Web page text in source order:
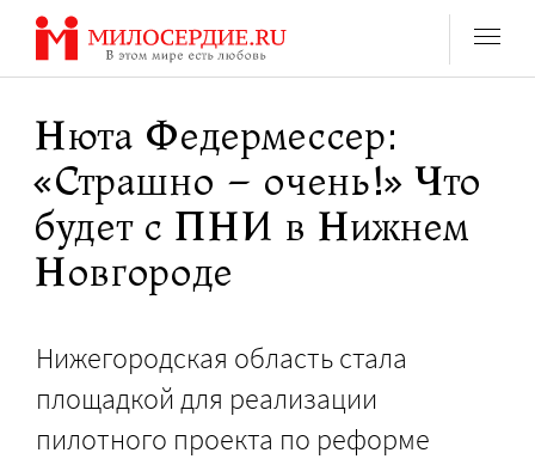
Перейти
содержанию
Нюта Федермессер:
«Страшно – очень!» Что
будет с ПНИ в Нижнем
Новгороде
Нижегородская область стала
площадкой для реализации
пилотного проекта по реформе